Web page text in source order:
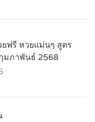
ยฟรี หวยแม่นๆ สูตร
มภาพันธ์ 2568